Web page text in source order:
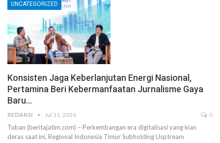
UNCATEGORIZED
Konsisten Jaga Keberlanjutan Energi Nasional,
Pertamina Beri Kebermanfaatan Jurnalisme Gaya
Baru…
REDAKSI Jul 11, 2026 0
Tuban (beritajatim.com) – Perkembangan era digitalisasi yang kian
deras saat ini, Regional Indonesia Timur Subholding Usptream